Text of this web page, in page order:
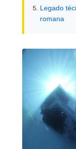
Legado
romana